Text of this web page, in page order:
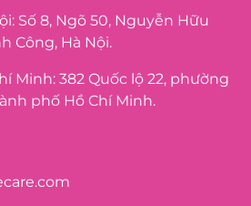
Số 8, Ngõ 50, Nguyễn Hữu
Công, Hà Nội.
Minh: 382 Quốc lộ 22, phường
phố Hồ Chí Minh.